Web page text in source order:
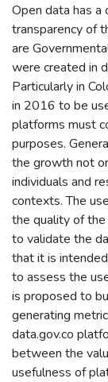
Open data has a
transparency of
are
were created in
Particularly in
in 2016 to be
platforms must
purposes.
the growth not
individuals and
contexts. The
the quality of
to validate the
that it is
to assess the
is proposed to
generating
data.gov.co
between the
usefulness of